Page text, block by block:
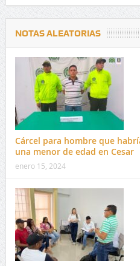
NOTAS ALEATORIAS
Cárcel para hombre que
una menor de edad en Cesar
enero 15, 2024